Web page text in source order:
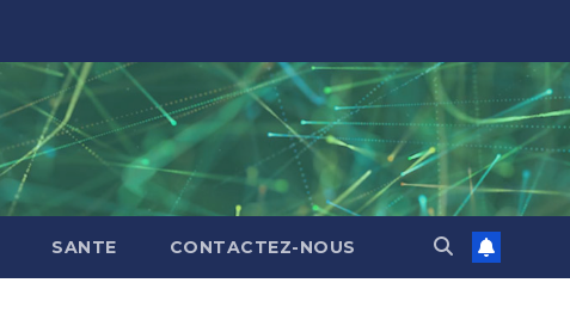
SANTE CONTACTEZ-NOUS